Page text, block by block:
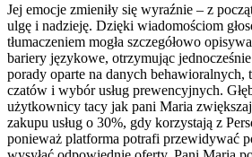
Jej emocje zmieniły się wyraźnie – z
ulgę i nadzieję. Dzięki wiadomościom
tłumaczeniem mogła szczegółowo
bariery językowe, otrzymując
porady oparte na danych behawioralnych,
czatów i wybór usług prewencyjnych.
użytkownicy tacy jak pani Maria
zakupu usług o 30%, gdy korzystają z
ponieważ platforma potrafi przewidywać